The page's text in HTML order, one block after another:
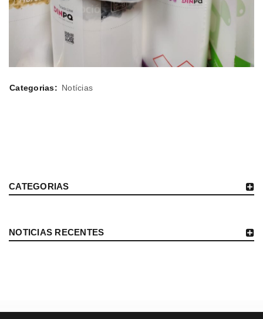
Categorias: Notícias
CATEGORIAS
NOTICIAS RECENTES